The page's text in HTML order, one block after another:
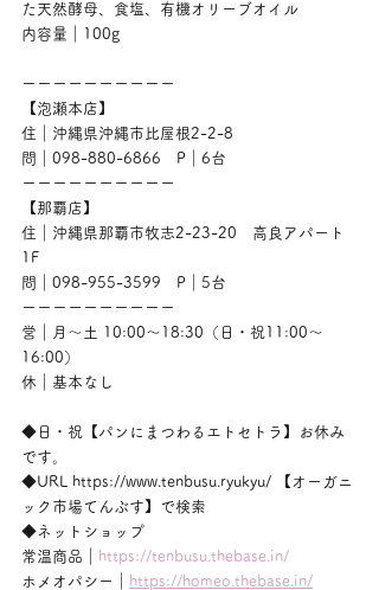
た天然酵母、食塩、有機オリーブオイル
内容量｜100g
ーーーーーーーーーー
【泡瀬本店】
住｜沖縄県沖縄市比屋根2-2-8
問｜098-880-6866　P｜6台
ーーーーーーーーーー
【那覇店】
住｜沖縄県那覇市牧志2-23-20　高良アパート
1F
問｜098-955-3599　P｜5台
ーーーーーーーーーー
営｜月〜土 10:00〜18:30（日・祝11:00〜
16:00）
休｜基本なし
◆日・祝【パンにまつわるエトセトラ】お休み
です。
◆URL https://www.tenbusu.ryukyu/ 【オーガニ
ック市場てんぶす】で検索
◆ネットショップ
常温商品｜
https://tenbusu.thebase.in/
ホメオパシー｜
https://homeo.thebase.in/